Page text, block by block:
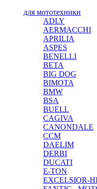
для мототехники
ADLY
AERMACCHI
APRILIA
ASPES
BENELLI
BETA
BIG DOG
BIMOTA
BMW
BSA
BUELL
CAGIVA
CANONDALE
CCM
DAELIM
DERBI
DUCATI
E-TON
EXCELSIOR-